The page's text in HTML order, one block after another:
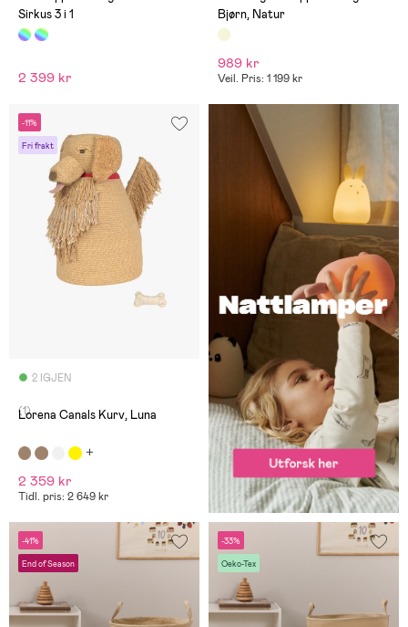
Sirkus 3 i 1
2 399 kr
Bjørn, Natur
989 kr
Veil. Pris: 1 199 kr
-11%
Fri frakt
2 IGJEN
(1)
Lorena Canals Kurv, Luna
2 359 kr
Tidl. pris: 2 649 kr
-41%
End of Season
-33%
Oeko-Tex